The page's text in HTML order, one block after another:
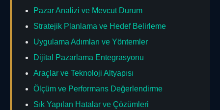
Pazar Analizi ve Mevcut Durum
Stratejik Planlama ve Hedef Belirleme
Uygulama Adımları ve Yöntemler
Dijital Pazarlama Entegrasyonu
Araçlar ve Teknoloji Altyapısı
Ölçüm ve Performans Değerlendirme
Sık Yapılan Hatalar ve Çözümleri